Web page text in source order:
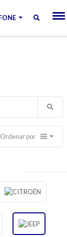
Ordenar por